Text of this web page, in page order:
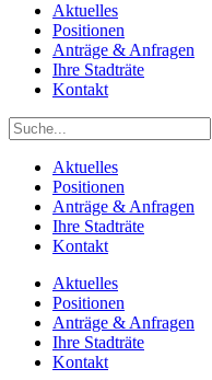
Aktuelles
Positionen
Anträge & Anfragen
Ihre Stadträte
Kontakt
Aktuelles
Positionen
Anträge & Anfragen
Ihre Stadträte
Kontakt
Aktuelles
Positionen
Anträge & Anfragen
Ihre Stadträte
Kontakt